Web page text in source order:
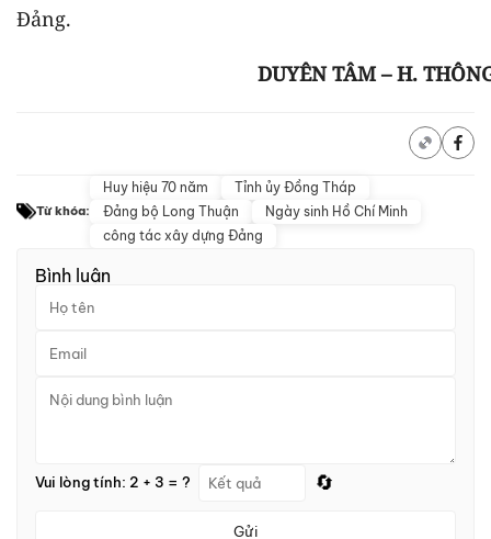
Đảng.
DUYÊN TÂM – H.
Từ khóa:
Huy hiệu 70 năm
Tỉnh ủy Đồng Tháp
Đảng bộ Long Thuận
Ngày sinh Hồ Chí Minh
công tác xây dựng Đảng
Bình luận
Vui lòng tính: 2 + 3 = ? 🔄
Gửi